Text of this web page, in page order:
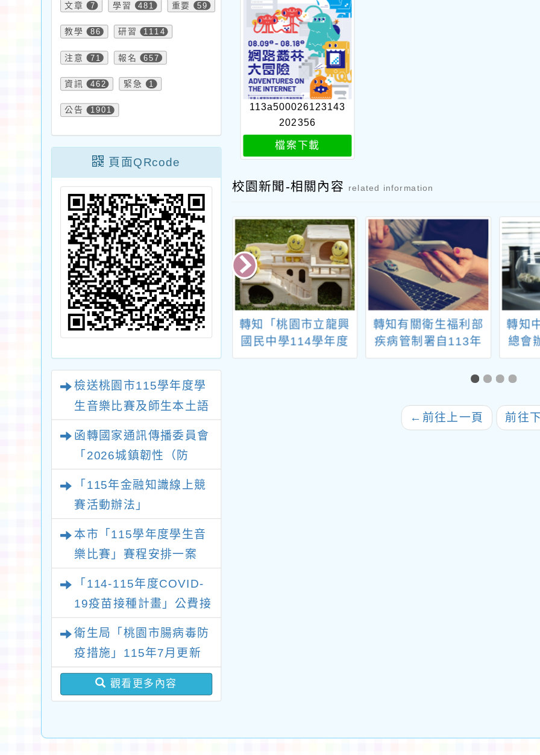
文章 7 學習 481 重要 59
教學 86 研習 1114
注意 71 報名 657
資訊 462 緊急 1
公告 1901
頁面QRcode
檢送桃園市115學年度學
生音樂比賽及師生本土語
函轉國家通訊傳播委員會
「2026城鎮韌性（防
「115年金融知識線上競
賽活動辦法」
本市「115學年度學生音
樂比賽」賽程安排一案
「114-115年度COVID-
19疫苗接種計畫」公費接
種對象擴大
衛生局「桃園市腸病毒防
疫措施」115年7月更新
版問答集及修正對照表各
1份
觀看更多內容
113a500026123143
202356
檔案下載
校園新聞-相關內容 related information
松教育基金會
松尋。耕課程
在地環境特色
轉知「113年度八德
埤塘自然生態公園環
境教育」環境教育課
轉知「桃園市立龍興
國民中學114學年度
轉知有關衛生福利部
疾病管制署自113年
家旅遊醫學合約醫院
苗自費接種服務
轉知
總會
← 前往上一頁 前往